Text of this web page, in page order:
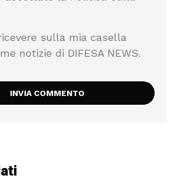
sulla mia casella
notizie di DIFESA NEWS.